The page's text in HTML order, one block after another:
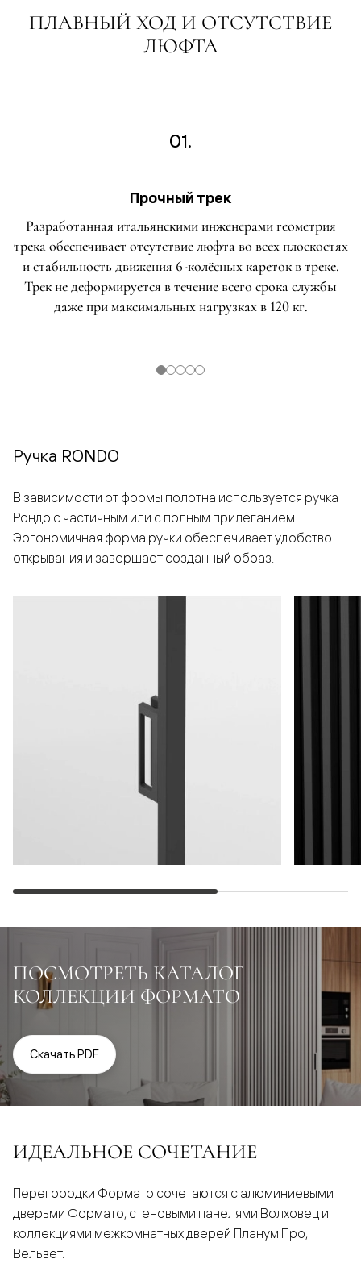
ПЛАВНЫЙ ХОД И ОТСУТСТВИЕ
ЛЮФТА
01.
Прочный трек
Разработанная итальянскими инженерами геометрия
трека обеспечивает отсутствие люфта во всех плоскостях
и стабильность движения 6-колёсных кареток в треке.
Трек не деформируется в течение всего срока службы
даже при максимальных нагрузках в 120 кг.
Ручка RONDO
В зависимости от формы полотна используется ручка
Рондо с частичным или с полным прилеганием.
Эргономичная форма ручки обеспечивает удобство
открывания и завершает созданный образ.
ПОСМОТРЕТЬ КАТАЛОГ
КОЛЛЕКЦИИ ФОРМАТО
Скачать PDF
ИДЕАЛЬНОЕ СОЧЕТАНИЕ
Перегородки Формато сочетаются с алюминиевыми
дверьми Формато, стеновыми панелями Волховец и
коллекциями межкомнатных дверей Планум Про,
Вельвет.